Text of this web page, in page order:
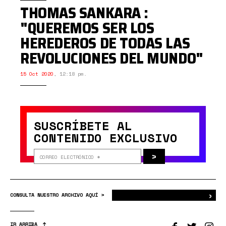
THOMAS SANKARA :
"QUEREMOS SER LOS
HEREDEROS DE TODAS LAS
REVOLUCIONES DEL MUNDO"
15 Oct 2020 , 12:18 pm.
SUSCRÍBETE AL
CONTENIDO EXCLUSIVO
>
CONSULTA NUESTRO ARCHIVO AQUÍ > ›
IR ARRIBA